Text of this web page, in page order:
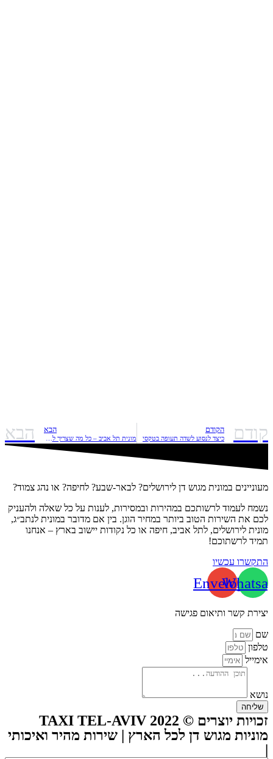
קודם הקודם
כיצד לנסוע לשדה תעופה בטקסי
הבא הבא
מעוניינים במונית מגוש דן לירושלים? לבאר-שבע? לחיפה? או נהג צמוד?
נשמח לעמוד לרשותכם במהירות ובמסירות, לענות על כל שאלה ולהעניק
לכם את השירות הטוב ביותר במחיר הוגן. בין אם מדובר במונית לנתב״ג,
מונית לירושלים, לתל אביב, חיפה או כל נקודות יישוב בארץ – אנחנו
תמיד לרשתוכם!
התקשרו עכשיו
Envelope
יצירת קשר ותיאום פגישה
שם
טלפון
אימייל
נושא
שליחה
מוניות מגוש דן לכל הארץ | שירות מהיר ואיכותי